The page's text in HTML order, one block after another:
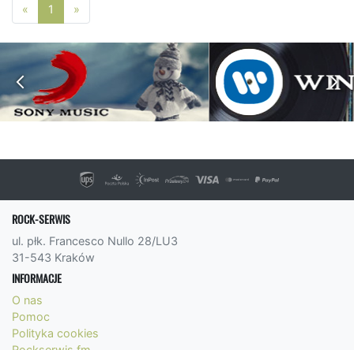
« Poprzednia strona
1 »
ROCK-SERWIS
ul. płk. Francesco Nullo 28/LU3
31-543 Kraków
INFORMACJE
O nas
Pomoc
Polityka cookies